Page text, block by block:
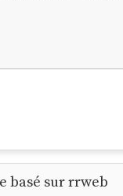
basé sur rrweb